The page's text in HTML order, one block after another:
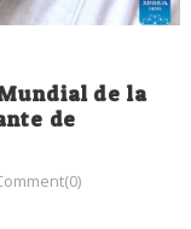
de la
de